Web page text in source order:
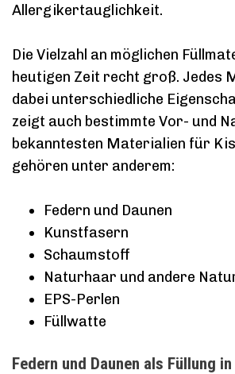
Allergikertauglichkeit.
Die Vielzahl an möglichen
heutigen Zeit recht groß. Jedes
dabei unterschiedliche
zeigt auch bestimmte Vor- und
bekanntesten Materialien für
gehören unter anderem:
Federn und Daunen
Kunstfasern
Schaumstoff
Naturhaar und andere
EPS-Perlen
Füllwatte
Federn und Daunen als Füllung